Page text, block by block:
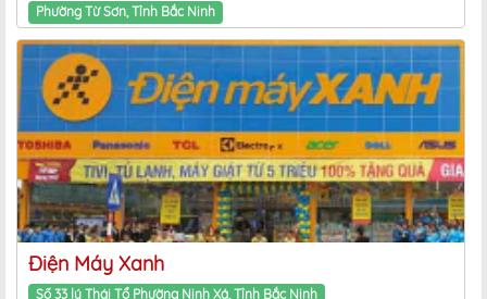
Phường Từ Sơn, Tỉnh Bắc Ninh
Điện Máy Xanh
Số 33 lý Thái Tổ Phường Ninh Xá, Tỉnh Bắc Ninh